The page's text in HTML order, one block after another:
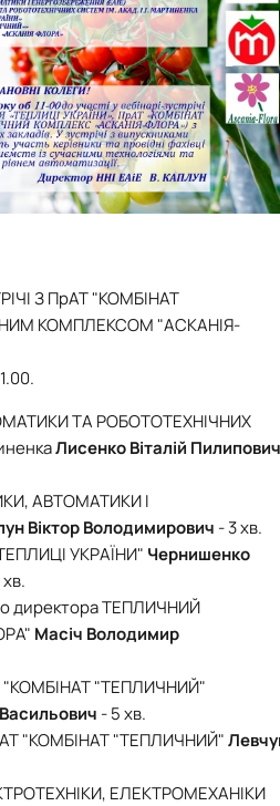
кредитна мобільність освітніх
комп’ютерно-інтегровані
про вибіркові компоненти
ОПП Магістр "Автоматизація, ко…
(ОПП Магістр "Автоматизація,
інтегровані технології та …
ОПП "Автоматизація, комп’ютерно-
технології та робототехніка"
про вибіркові компоненти
системи
З ПрАТ "КОМБІНАТ
КОМПЛЕКСОМ "АСКАНІЯ-
ТА РОБОТОТЕХНІЧНИХ
Лисенко Віталій Пилипович
АВТОМАТИКИ І
Віктор Володимирович - 3 хв.
УКРАЇНИ" Чернишенко
директора ТЕПЛИЧНИЙ
Масіч Володимир
"КОМБІНАТ "ТЕПЛИЧНИЙ"
- 5 хв.
"КОМБІНАТ "ТЕПЛИЧНИЙ"
ЕЛЕКТРОМЕХАНІКИ